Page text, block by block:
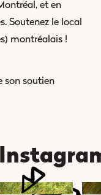
et en
Soutenez le local
montréalais !
son soutien